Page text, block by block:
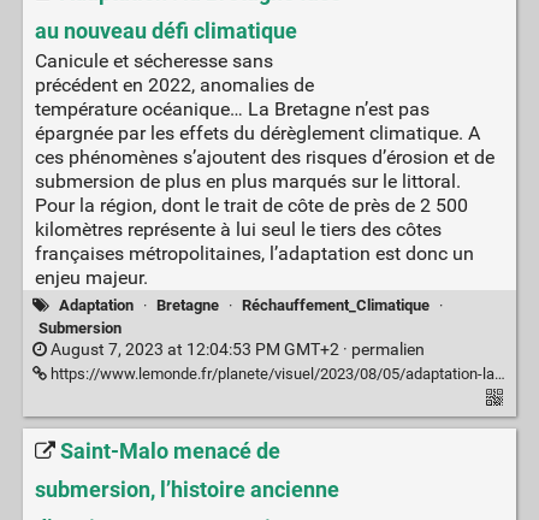
au nouveau défi climatique
Canicule et sécheresse sans
précédent en 2022, anomalies de
température océanique… La Bretagne n’est pas
épargnée par les effets du dérèglement climatique. A
ces phénomènes s’ajoutent des risques d’érosion et de
submersion de plus en plus marqués sur le littoral.
Pour la région, dont le trait de côte de près de 2 500
kilomètres représente à lui seul le tiers des côtes
françaises métropolitaines, l’adaptation est donc un
enjeu majeur.
Adaptation · Bretagne · Réchauffement_Climatique ·
Submersion
August 7, 2023 at 12:04:53 PM GMT+2 · permalien
https://www.lemonde.fr/planete/visuel/2023/08/05/adaptation-la-bretagne-face-au-nouveau-defi-climatique_6184526_3244.html
Saint-Malo menacé de
submersion, l’histoire ancienne